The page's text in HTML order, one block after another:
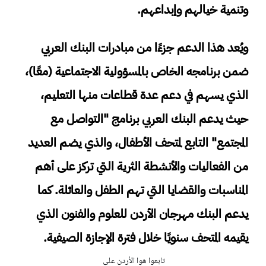
وتنمية خيالهم وإبداعهم.
ويُعد هذا الدعم جزءًا من مبادرات البنك العربي
ضمن برنامجه الخاص بالمسؤولية الاجتماعية (معًا)،
الذي يسهم في دعم عدة قطاعات منها التعليم،
حيث يدعم البنك العربي برنامج "التواصل مع
المجتمع" التابع لمتحف الأطفال، والذي يضم العديد
من الفعاليات والأنشطة الثرية التي تركز على أهم
المناسبات والقضايا التي تهم الطفل والعائلة. كما
يدعم البنك مهرجان الأردن للعلوم والفنون الذي
يقيمه المتحف سنويًا خلال فترة الإجازة الصيفية.
تابعوا هوا الأردن على